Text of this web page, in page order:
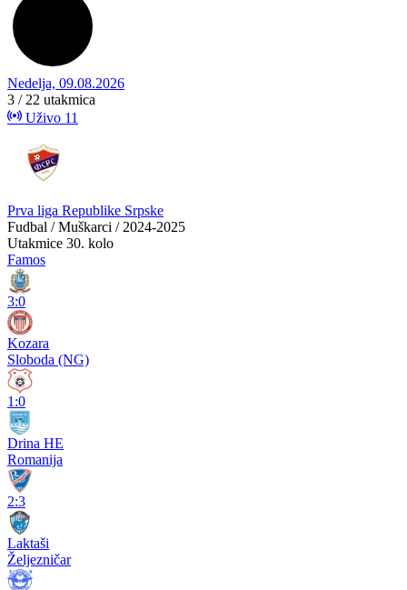
Nedelja, 09.08.2026
3 / 22 utakmica
Uživo 11
Prva liga Republike Srpske
Fudbal / Muškarci / 2024-2025
Utakmice 30. kolo
Famos
3:0
Kozara
Sloboda (NG)
1:0
Drina HE
Romanija
2:3
Laktaši
Željezničar